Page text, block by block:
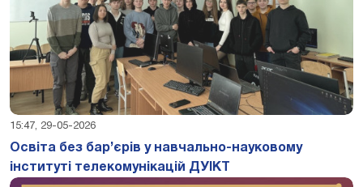
15:47, 29-05-2026
Освіта без бар’єрів у навчально-науковому
інституті телекомунікацій ДУІКТ